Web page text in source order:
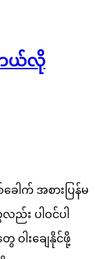
ဘယ်လို
ါက် အစားပြန်မ
း ပါဝင်ပါ
ါးချေနိုင်ဖို့